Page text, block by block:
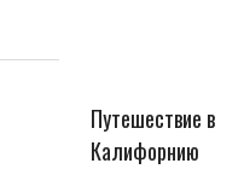
Путешествие в
Калифорнию